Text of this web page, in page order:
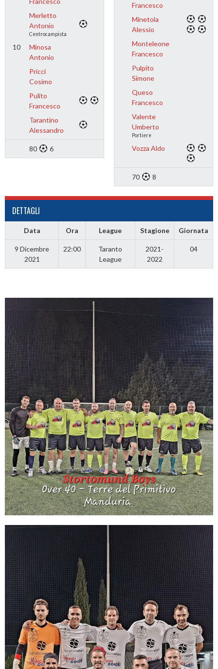
Merletto
Antonio
Centrocampista
10
Minosa
Antonio
Pricci
Cosimo
Pulito
Francesco
Tarantino
Alessandro
80 6
Francesco
Minetola
Alessio
Monteleone
Francesco
Pulpito
Simone
Queso
Francesco
Valente
Umberto
Portiere
Vozza Aldo
70 8
DETTAGLI
Data Ora League Stagione Giornata
9 Dicembre
2021
22:00
Taranto
League
2021-
2022
04